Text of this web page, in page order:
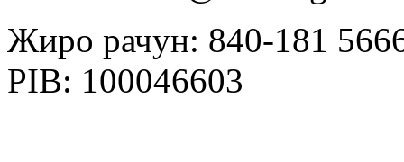
Жиро рачун: 840-181
PIB: 100046603